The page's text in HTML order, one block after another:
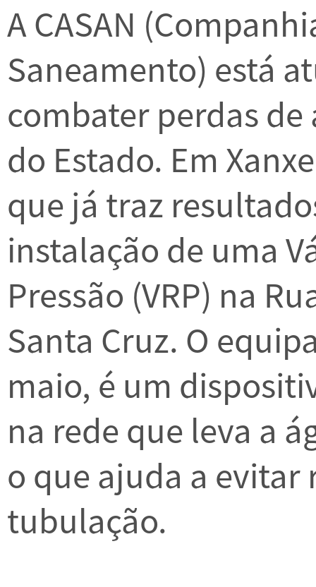
A CASAN
Saneamento) está
combater perdas de
do Estado. Em
que já traz
instalação de uma
Pressão (VRP) na
Santa Cruz. O
maio, é um
na rede que leva a
o que ajuda a
tubulação.